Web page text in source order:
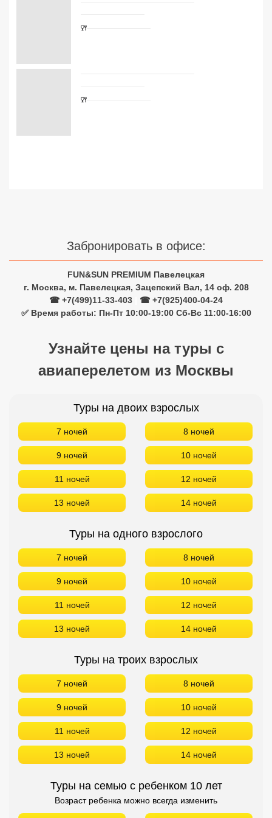
Забронировать в офисе:
FUN&SUN PREMIUM Павелецкая
г. Москва, м. Павелецкая, Зацепский Вал, 14 оф. 208
☎ +7(499)11-33-403
☎ +7(925)400-04-24
✅ Время работы: Пн-Пт 10:00-19:00 Сб-Вс 11:00-16:00
Узнайте цены на туры с
авиаперелетом из Москвы
Туры на двоих взрослых
7 ночей 8 ночей
9 ночей 10 ночей
11 ночей 12 ночей
13 ночей 14 ночей
Туры на одного взрослого
7 ночей 8 ночей
9 ночей 10 ночей
11 ночей 12 ночей
13 ночей 14 ночей
Туры на троих взрослых
7 ночей 8 ночей
9 ночей 10 ночей
11 ночей 12 ночей
13 ночей 14 ночей
Туры на семью с ребенком 10 лет
Возраст ребенка можно всегда изменить
Сетевые отели Турции
Сетевые отели Таиланда
Сетевые отели Сейшел